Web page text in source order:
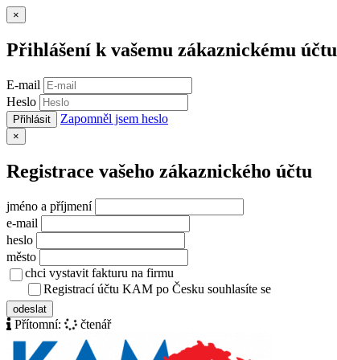
×
Přihlášení k vašemu zákaznickému účtu
E-mail
Heslo
Přihlásit Zapomněl jsem heslo
×
Registrace vašeho zákaznického účtu
jméno a příjmení
e-mail
heslo
město
chci vystavit fakturu na firmu
Registrací účtu KAM po Česku souhlasíte se
odeslat
Přítomní: čtenář